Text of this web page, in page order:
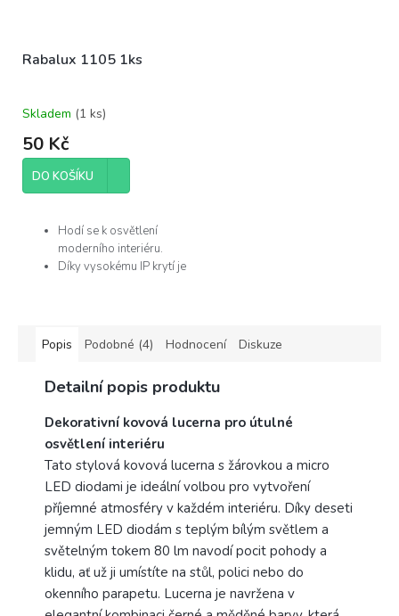
Rabalux 1105 1ks
Skladem (1 ks)
50 Kč
DO KOŠÍKU
Hodí se k osvětlení
moderního interiéru.
Díky vysokému IP krytí je
balení.
Popis Podobné (4) Hodnocení Diskuze
Detailní popis produktu
Dekorativní kovová lucerna pro útulné
osvětlení interiéru
Tato stylová kovová lucerna s žárovkou a micro
LED diodami je ideální volbou pro vytvoření
příjemné atmosféry v každém interiéru. Díky deseti
jemným LED diodám s teplým bílým světlem a
světelným tokem 80 lm navodí pocit pohody a
klidu, ať už ji umístíte na stůl, polici nebo do
okenního parapetu. Lucerna je navržena v